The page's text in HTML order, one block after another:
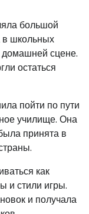
большой
в школьных
домашней сцене.
остаться
пойти по пути
училище. Она
принята в
как
и стили игры.
и получала